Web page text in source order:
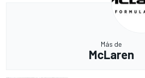
Más de
McLaren